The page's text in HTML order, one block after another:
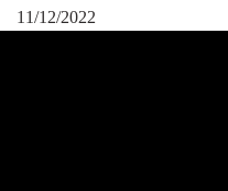
11/12/2022